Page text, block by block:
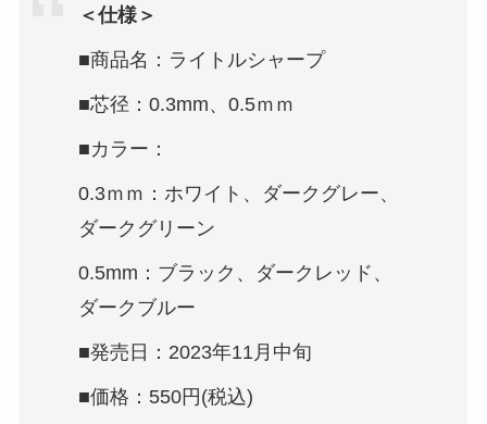
＜仕様＞
■商品名：ライトルシャープ
■芯径：0.3mm、0.5ｍｍ
■カラー：
0.3ｍｍ：ホワイト、ダークグレー、
ダークグリーン
0.5mm：ブラック、ダークレッド、
ダークブルー
■発売日：2023年11月中旬
■価格：550円(税込)